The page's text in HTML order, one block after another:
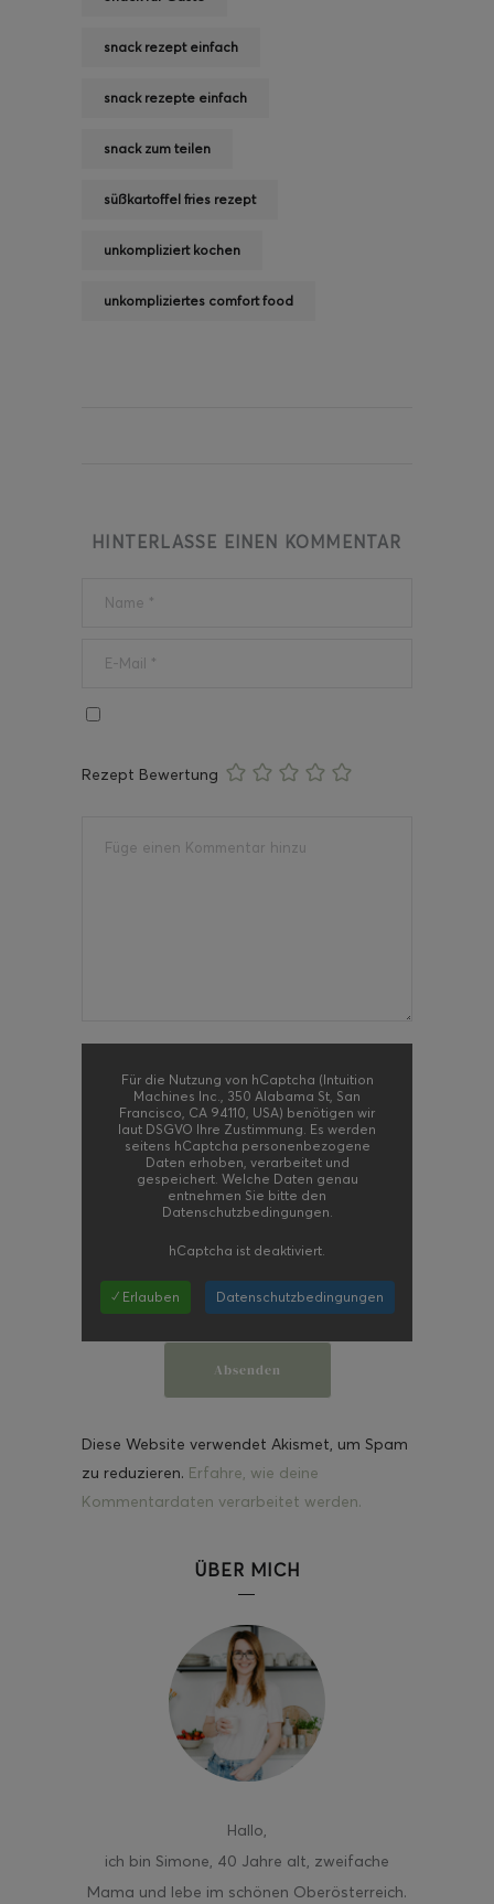
snack rezept einfach
snack rezepte einfach
snack zum teilen
süßkartoffel fries rezept
unkompliziert kochen
unkompliziertes comfort food
HINTERLASSE EINEN KOMMENTAR
Rezept Bewertung
Für die Nutzung von hCaptcha (Intuition
Machines Inc., 350 Alabama St, San
Francisco, CA 94110, USA) benötigen wir
laut DSGVO Ihre Zustimmung. Es werden
seitens hCaptcha personenbezogene
Daten erhoben, verarbeitet und
gespeichert. Welche Daten genau
entnehmen Sie bitte den
Datenschutzbedingungen.
hCaptcha ist deaktiviert.
✓ Erlauben Datenschutzbedingungen
Diese Website verwendet Akismet, um Spam
zu reduzieren. Erfahre, wie deine
Kommentardaten verarbeitet werden.
ÜBER MICH
Hallo,
ich bin Simone, 40 Jahre alt, zweifache
Mama und lebe im schönen Oberösterreich.